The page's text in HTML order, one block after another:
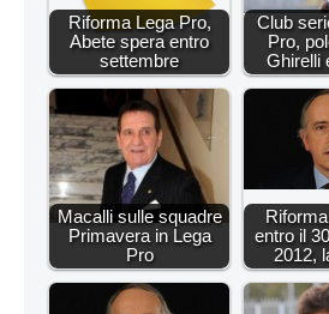
Riforma Lega Pro,
Abete spera entro
settembre
Club
Pro,
Ghirelli
Macalli sulle squadre
Primavera in Lega
Pro
entro il
2012,